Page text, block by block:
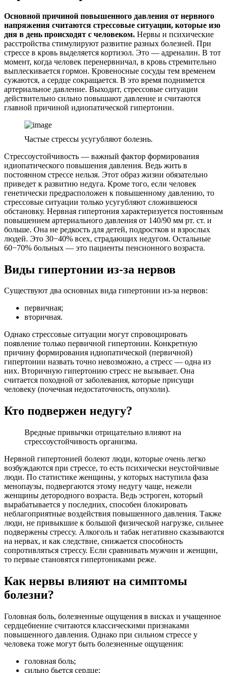
Основной причиной повышенного давления от нервного
напряжения считаются стрессовые ситуации, которые изо
дня в день происходят с человеком. Нервы и психические
расстройства стимулируют развитие разных болезней. При
стрессе в кровь выделяется кортизол. Это — адреналин. В тот
момент, когда человек перенервничал, в кровь стремительно
выплескивается гормон. Кровеносные сосуды тем временем
сужаются, а сердце сокращается. В это время поднимется
артериальное давление. Выходит, стрессовые ситуации
действительно сильно повышают давление и считаются
главной причиной идиопатической гипертонии.
Частые стрессы усугубляют болезнь.
Стрессоустойчивость — важный фактор формирования
идиопатического повышения давления. Ведь жить в
постоянном стрессе нельзя. Этот образ жизни обязательно
приведет к развитию недуга. Кроме того, если человек
генетически предрасположен к повышенному давлению, то
стрессовые ситуации только усугубляют сложившеюся
обстановку. Нервная гипертония характеризуется постоянным
повышением артериального давления от 140/90 мм рт. ст. и
больше. Она не редкость для детей, подростков и взрослых
людей. Это 30−40% всех, страдающих недугом. Остальные
60−70% больных — это пациенты пенсионного возраста.
Виды гипертонии из-за нервов
Существуют два основных вида гипертонии из-за нервов:
первичная;
вторичная.
Однако стрессовые ситуации могут спровоцировать
появление только первичной гипертонии. Конкретную
причину формирования идиопатической (первичной)
гипертонии назвать точно невозможно, а стресс — одна из
них. Вторичную гипертонию стресс не вызывает. Она
считается походной от заболевания, которые присущи
человеку (почечная недостаточность, опухоли).
Кто подвержен недугу?
Вредные привычки отрицательно влияют на
стрессоустойчивость организма.
Нервной гипертонией болеют люди, которые очень легко
возбуждаются при стрессе, то есть психически неустойчивые
люди. По статистике женщины, у которых наступила фаза
менопаузы, подвергаются этому недугу чаще, нежели
женщины детородного возраста. Ведь эстроген, который
вырабатывается у последних, способен блокировать
неблагоприятные воздействия повышенного давления. Также
люди, не привыкшие к большой физической нагрузке, сильнее
подвержены стрессу. Алкоголь и табак негативно сказываются
на нервах, и как следствие, снижается способность
сопротивляться стрессу. Если сравнивать мужчин и женщин,
то первые становятся гипертониками реже.
Как нервы влияют на симптомы
болезни?
Головная боль, болезненные ощущения в висках и учащенное
сердцебиение считаются классическими признаками
повышенного давления. Однако при сильном стрессе у
человека тоже могут быть болезненные ощущения:
головная боль;
сильно бьется сердце;